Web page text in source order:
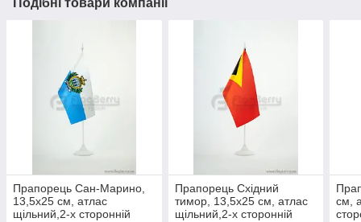
Прапорець Сан-Марино,
13,5х25 см, атлас
щільний,2-х сторонній
Прапорець Східний
тимор, 13,5х25 см, атлас
щільний,2-х сторонній
см,